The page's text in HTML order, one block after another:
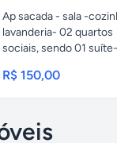
Ap sacada - sala -
lavanderia- 02 quartos
sociais, sendo 01
R$ 150,00